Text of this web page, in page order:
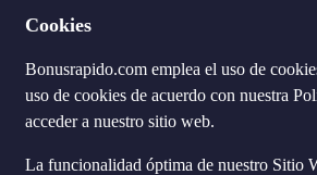
Cookies
Bonusrapido.com emplea el uso de
uso de cookies de acuerdo con nuestra
acceder a nuestro sitio web.
La funcionalidad óptima de nuestro Sitio